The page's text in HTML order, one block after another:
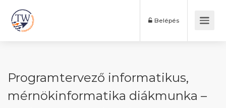
Belépés
Programtervező informatikus,
mérnökinformatika diákmunka –